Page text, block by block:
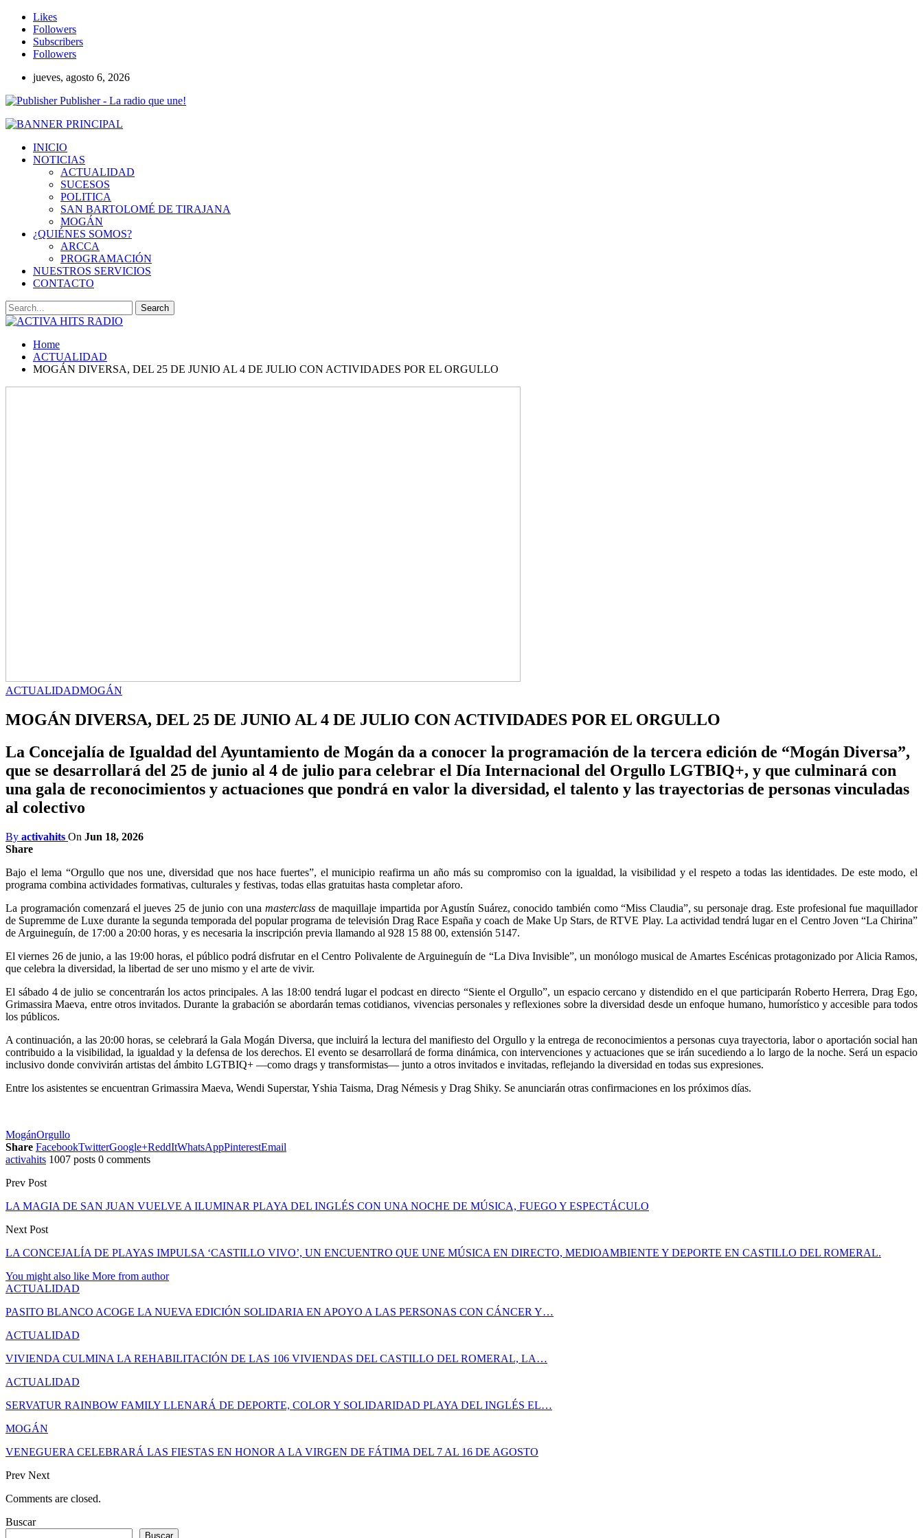
Likes
Followers
Subscribers
Followers
jueves, agosto 6, 2026
Publisher - La radio que une!
INICIO
NOTICIAS
ACTUALIDAD
SUCESOS
POLITICA
SAN BARTOLOMÉ DE TIRAJANA
MOGÁN
¿QUIÉNES SOMOS?
ARCCA
PROGRAMACIÓN
NUESTROS SERVICIOS
CONTACTO
Home
ACTUALIDAD
MOGÁN DIVERSA, DEL 25 DE JUNIO AL 4 DE JULIO CON ACTIVIDADES POR EL ORGULLO
ACTUALIDADMOGÁN
MOGÁN DIVERSA, DEL 25 DE JUNIO AL 4 DE JULIO CON ACTIVIDADES POR EL ORGULLO
La Concejalía de Igualdad del Ayuntamiento de Mogán da a conocer la programación de la tercera edición de “Mogán Diversa”,
que se desarrollará del 25 de junio al 4 de julio para celebrar el Día Internacional del Orgullo LGTBIQ+, y que culminará con
una gala de reconocimientos y actuaciones que pondrá en valor la diversidad, el talento y las trayectorias de personas vinculadas
al colectivo
By activahits On Jun 18, 2026
Share
Bajo el lema “Orgullo que nos une, diversidad que nos hace fuertes”, el municipio reafirma un año más su compromiso con la igualdad, la visibilidad y el respeto a todas las identidades. De este modo, el
programa combina actividades formativas, culturales y festivas, todas ellas gratuitas hasta completar aforo.
La programación comenzará el jueves 25 de junio con unamasterclass de maquillaje impartida por Agustín Suárez, conocido también como “Miss Claudia”, su personaje drag. Este profesional fue maquillador
de Supremme de Luxe durante la segunda temporada del popular programa de televisión Drag Race España y coach de Make Up Stars, de RTVE Play. La actividad tendrá lugar en el Centro Joven “La Chirina”
de Arguineguín, de 17:00 a 20:00 horas, y es necesaria la inscripción previa llamando al 928 15 88 00, extensión 5147.
El viernes 26 de junio, a las 19:00 horas, el público podrá disfrutar en el Centro Polivalente de Arguineguín de “La Diva Invisible”, un monólogo musical de Amartes Escénicas protagonizado por Alicia Ramos,
que celebra la diversidad, la libertad de ser uno mismo y el arte de vivir.
El sábado 4 de julio se concentrarán los actos principales. A las 18:00 tendrá lugar el podcast en directo “Siente el Orgullo”, un espacio cercano y distendido en el que participarán Roberto Herrera, Drag Ego,
Grimassira Maeva, entre otros invitados. Durante la grabación se abordarán temas cotidianos, vivencias personales y reflexiones sobre la diversidad desde un enfoque humano, humorístico y accesible para todos
los públicos.
A continuación, a las 20:00 horas, se celebrará la Gala Mogán Diversa, que incluirá la lectura del manifiesto del Orgullo y la entrega de reconocimientos a personas cuya trayectoria, labor o aportación social han
contribuido a la visibilidad, la igualdad y la defensa de los derechos. El evento se desarrollará de forma dinámica, con intervenciones y actuaciones que se irán sucediendo a lo largo de la noche. Será un espacio
inclusivo donde convivirán artistas del ámbito LGTBIQ+ —como drags y transformistas— junto a otros invitados e invitadas, reflejando la diversidad en todas sus expresiones.
Entre los asistentes se encuentran Grimassira Maeva, Wendi Superstar, Yshia Taisma, Drag Némesis y Drag Shiky. Se anunciarán otras confirmaciones en los próximos días.
MogánOrgullo
Share FacebookTwitterGoogle+ReddItWhatsAppPinterestEmail
activahits 1007 posts 0 comments
Prev Post
LA MAGIA DE SAN JUAN VUELVE A ILUMINAR PLAYA DEL INGLÉS CON UNA NOCHE DE MÚSICA, FUEGO Y ESPECTÁCULO
Next Post
LA CONCEJALÍA DE PLAYAS IMPULSA ‘CASTILLO VIVO’, UN ENCUENTRO QUE UNE MÚSICA EN DIRECTO, MEDIOAMBIENTE Y DEPORTE EN CASTILLO DEL ROMERAL.
You might also like More from author
ACTUALIDAD
PASITO BLANCO ACOGE LA NUEVA EDICIÓN SOLIDARIA EN APOYO A LAS PERSONAS CON CÁNCER Y…
ACTUALIDAD
VIVIENDA CULMINA LA REHABILITACIÓN DE LAS 106 VIVIENDAS DEL CASTILLO DEL ROMERAL, LA…
ACTUALIDAD
SERVATUR RAINBOW FAMILY LLENARÁ DE DEPORTE, COLOR Y SOLIDARIDAD PLAYA DEL INGLÉS EL…
MOGÁN
VENEGUERA CELEBRARÁ LAS FIESTAS EN HONOR A LA VIRGEN DE FÁTIMA DEL 7 AL 16 DE AGOSTO
Prev Next
Comments are closed.
Buscar
Buscar